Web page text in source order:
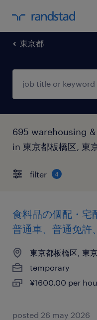
東京都
695 warehousing
in 東京都板橋区, 東
filter 4
食料品の個配・宅
普通車、普通免許
東京都板橋区, 東
temporary
¥1600.00 per
posted 26 may 2026